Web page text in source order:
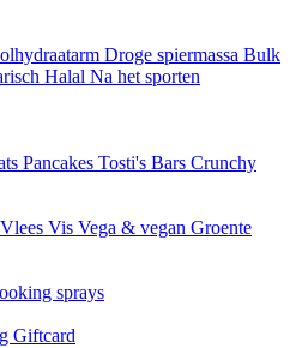
Droge spiermassa Bulk
Halal Na het sporten
Pancakes Tosti's Bars Crunchy
Vlees Vis Vega & vegan Groente
sprays
Giftcard